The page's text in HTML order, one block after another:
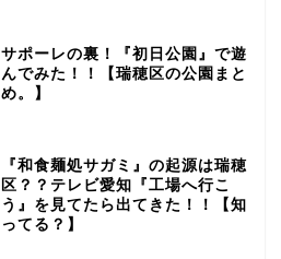
サポーレの裏！『初日公園』で遊
んでみた！！【瑞穂区の公園まと
め。】
『和食麺処サガミ』の起源は瑞穂
区？？テレビ愛知『工場へ行こ
う』を見てたら出てきた！！【知
ってる？】